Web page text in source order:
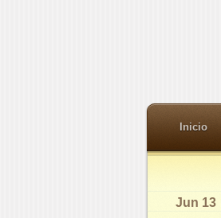
Inicio
Jun 13